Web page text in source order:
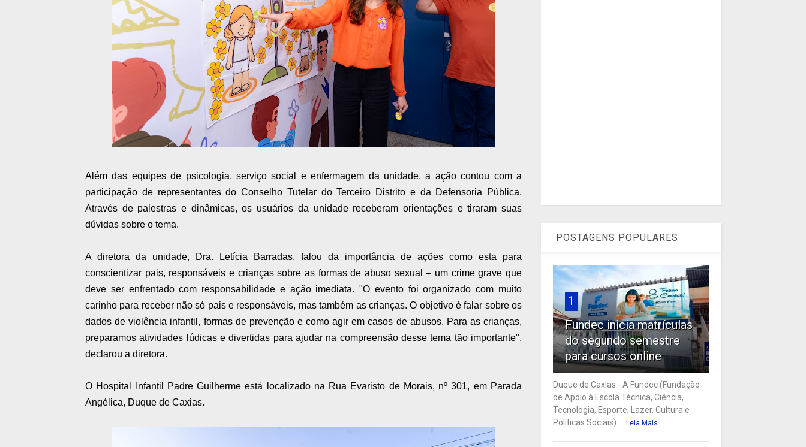
Além das equipes de psicologia, serviço social e enfermagem da unidade, a ação contou com a
participação de representantes do Conselho Tutelar do Terceiro Distrito e da Defensoria Pública.
Através de palestras e dinâmicas, os usuários da unidade receberam orientações e tiraram suas
dúvidas sobre o tema.
A diretora da unidade, Dra. Letícia Barradas, falou da importância de ações como esta para
conscientizar pais, responsáveis e crianças sobre as formas de abuso sexual – um crime grave que
deve ser enfrentado com responsabilidade e ação imediata. "O evento foi organizado com muito
carinho para receber não só pais e responsáveis, mas também as crianças. O objetivo é falar sobre os
dados de violência infantil, formas de prevenção e como agir em casos de abusos. Para as crianças,
preparamos atividades lúdicas e divertidas para ajudar na compreensão desse tema tão importante",
declarou a diretora.
O Hospital Infantil Padre Guilherme está localizado na Rua Evaristo de Morais, nº 301, em Parada
Angélica, Duque de Caxias.
POSTAGENS POPULARES
1
Fundec inicia matrículas
do segundo semestre
para cursos online
Duque de Caxias - A Fundec (Fundação
de Apoio à Escola Técnica, Ciência,
Tecnologia, Esporte, Lazer, Cultura e
Políticas Sociais) ...
Leia Mais